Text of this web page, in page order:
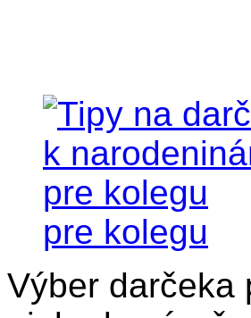
pre kolegu
Výber darčeka